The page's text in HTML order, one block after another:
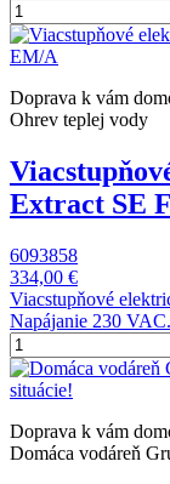
Doprava k vám
Ohrev teplej vody
Extract SE
6093858
334,00 €
Viacstupňové
Napájanie 230 VAC.
Doprava k vám
Domáca vodáreň